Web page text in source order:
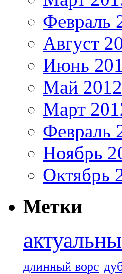
Февраль
Август
Июнь
Май 2012
Март
Февраль
Ноябрь
Октябрь
Метки
актуальны
длинный ворс